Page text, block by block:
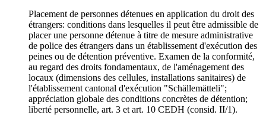
Placement de personnes détenues en application du droit des
étrangers: conditions dans lesquelles il peut être admissible de
placer une personne détenue à titre de mesure administrative
de police des étrangers dans un établissement d'exécution des
peines ou de détention préventive. Examen de la conformité,
au regard des droits fondamentaux, de l'aménagement des
locaux (dimensions des cellules, installations sanitaires) de
l'établissement cantonal d'exécution "Schällemätteli";
appréciation globale des conditions concrètes de détention;
liberté personnelle, art. 3 et art. 10 CEDH (consid. II/1).